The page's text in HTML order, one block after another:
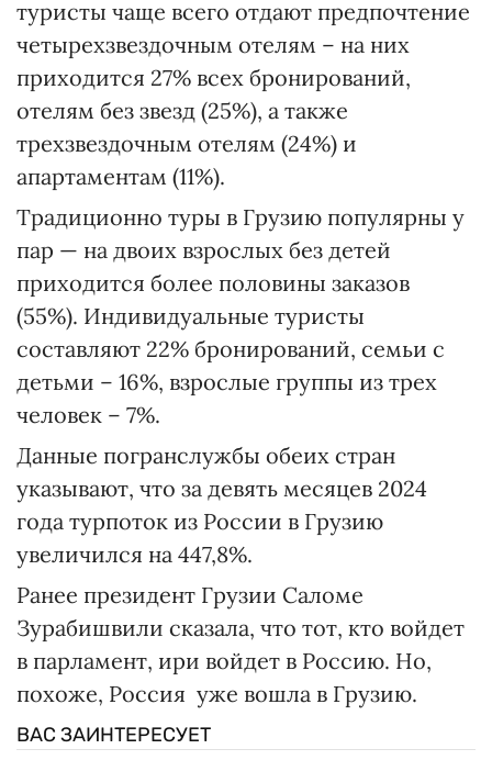
туристы чаще всего отдают предпочтение
четырехзвездочным отелям – на них
приходится 27% всех бронирований,
отелям без звезд (25%), а также
трехзвездочным отелям (24%) и
апартаментам (11%).
Традиционно туры в Грузию популярны у
пар — на двоих взрослых без детей
приходится более половины заказов
(55%). Индивидуальные туристы
составляют 22% бронирований, семьи с
детьми – 16%, взрослые группы из трех
человек – 7%.
Данные погранслужбы обеих стран
указывают, что за девять месяцев 2024
года турпоток из России в Грузию
увеличился на 447,8%.
Ранее президент Грузии Саломе
Зурабишвили сказала, что тот, кто войдет
в парламент, ири войдет в Россию. Но,
похоже, Россия уже вошла в Грузию.
ВАС ЗАИНТЕРЕСУЕТ